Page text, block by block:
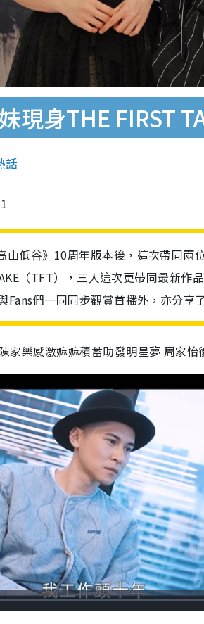
現身THE FIRST
話
山低谷》10周年版本後，這次帶同兩
（TFT），三人這次更帶同最新
Fans們一同同步觀賞首播外，亦分享
家樂感激嫲嫲積蓄助發明星夢 周家怡